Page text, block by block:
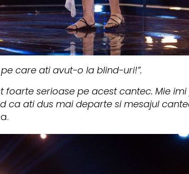
care ati avut-o la blind-uri!”.
foarte serioase pe acest cantec. Mie
ca ati dus mai departe si mesajul